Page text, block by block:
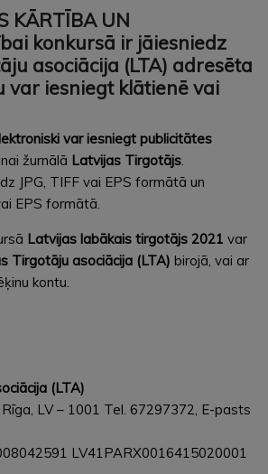
KĀRTĪBA UN
konkursā ir jāiesniedz
asociācija (LTA) adresēta
var iesniegt klātienē vai
var iesniegt publicitātes
žurnālā Latvijas Tirgotājs
JPG, TIFF vai EPS formātā un
EPS formātā.
Latvijas labākais tirgotājs 2021 var
Tirgotāju asociācija (LTA) birojā, vai ar
kontu.
(LTA)
LV – 1001 Tel. 67297372, E-pasts
LV41PARX0016415020001